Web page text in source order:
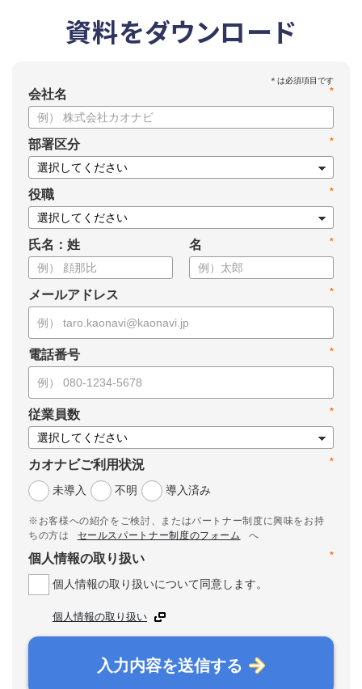
資料をダウンロード
*
会社名
*
部署区分
*
役職
氏名：姓 *
名
*
メールアドレス
*
電話番号
*
従業員数
*
カオナビご利用状況
未導入
不明 導入済み
※お客様への紹介をご検討、またはパートナー制度に興味をお持
ちの方は
セールスパートナー制度のフォーム
へ
*
個人情報の取り扱い
個人情報の取り扱いについて同意します。
個人情報の取り扱い
入力内容を送信する